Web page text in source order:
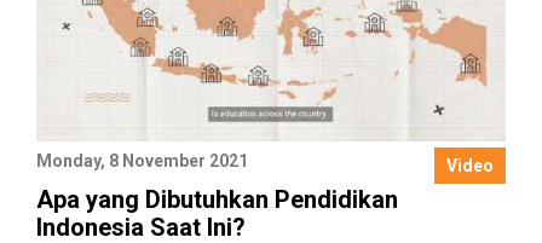
Video
Monday, 8 November 2021
Apa yang Dibutuhkan Pendidikan
Indonesia Saat Ini?